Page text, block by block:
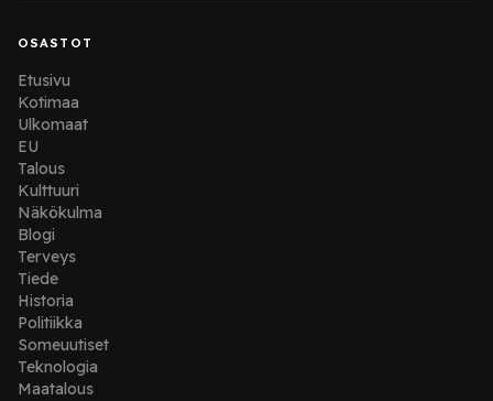
OSASTOT
Etusivu
Kotimaa
Ulkomaat
EU
Talous
Kulttuuri
Näkökulma
Blogi
Terveys
Tiede
Historia
Politiikka
Someuutiset
Teknologia
Maatalous